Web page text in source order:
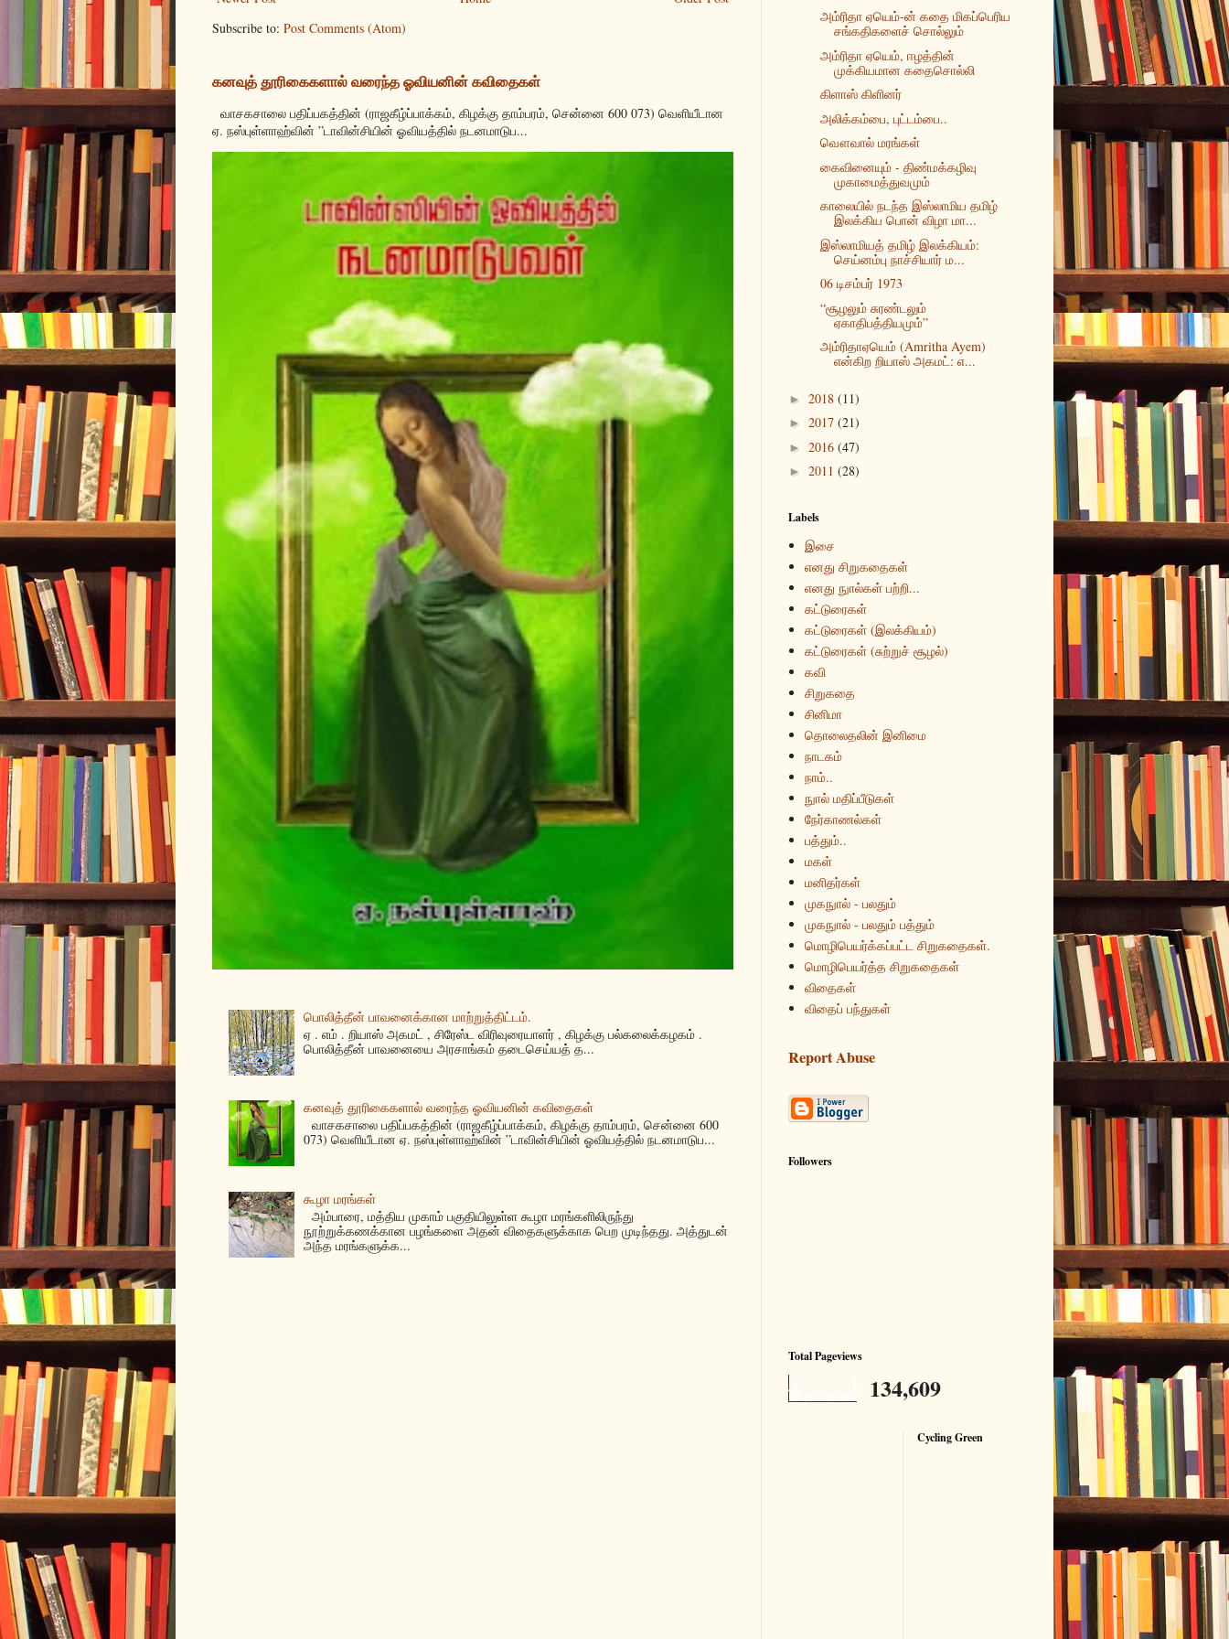
Subscribe to: Post Comments (Atom)
கனவுத் தூரிகைகளால் வரைந்த ஓவியனின் கவிதைகள்
வாசகசாலை பதிப்பகத்தின் (ராஜகீழ்ப்பாக்கம், கிழக்கு தாம்பரம், சென்னை 600 073) வெளியீடான
ஏ. நஸ்புள்ளாஹ்வின் ”டாவின்சியின் ஓவியத்தில் நடனமாடுப...
பொலித்தீன் பாவனைக்கான மாற்றுத்திட்டம்.
ஏ . எம் . றியாஸ் அகமட் , சிரேஸ்ட விரிவுரையாளர் , கிழக்கு பல்கலைக்கழகம் .
பொலித்தீன் பாவனையை அரசாங்கம் தடைசெய்யத் த...
கனவுத் தூரிகைகளால் வரைந்த ஓவியனின் கவிதைகள்
வாசகசாலை பதிப்பகத்தின் (ராஜகீழ்ப்பாக்கம், கிழக்கு தாம்பரம், சென்னை 600
073) வெளியீடான ஏ. நஸ்புள்ளாஹ்வின் ”டாவின்சியின் ஓவியத்தில் நடனமாடுப...
கூழா மரங்கள்
அம்பாரை, மத்திய முகாம் பகுதியிலுள்ள கூழா மரங்களிலிருந்து
நூற்றுக்கணக்கான பழங்களை அதன் விதைகளுக்காக பெற முடிந்தது. அத்துடன்
அந்த மரங்களுக்க...
அம்ரிதா ஏயெம்-ன் கதை மிகப்பெரிய
சங்கதிகளைச் சொல்லும்
அம்ரிதா ஏயெம், ஈழத்தின்
முக்கியமான கதைசொல்லி
கிளாஸ் கிளினர்
அலிக்கம்பை, புட்டம்பை..
வௌவால் மரங்கள்
கைவினையும் - திண்மக்கழிவு
முகாமைத்துவமும்
காலையில் நடந்த இஸ்லாமிய தமிழ்
இலக்கிய பொன் விழா மா...
இஸ்லாமியத் தமிழ் இலக்கியம்:
செய்னம்பு நாச்சியார் ம...
06 டிசம்பர் 1973
“சூழலும் சுரண்டலும்
ஏகாதிபத்தியமும்”
அம்ரிதாஏயெம் (Amritha Ayem)
என்கிற றியாஸ் அகமட்: எ...
► 2018 (11)
► 2017 (21)
► 2016 (47)
► 2011 (28)
Labels
இசை
எனது சிறுகதைகள்
எனது நுால்கள் பற்றி...
கட்டுரைகள்
கட்டுரைகள் (இலக்கியம்)
கட்டுரைகள் (சுற்றுச் சூழல்)
கவி
சிறுகதை
சினிமா
தொலைதலின் இனிமை
நாடகம்
நாம்..
நுால் மதிப்பீடுகள்
நேர்காணல்கள்
பத்தும்..
மகள்
மனிதர்கள்
முகநுால் - பலதும்
முகநுால் - பலதும் பத்தும்
மொழிபெயர்க்கப்பட்ட சிறுகதைகள்.
மொழிபெயர்த்த சிறுகதைகள்
விதைகள்
விதைப் பந்துகள்
Report Abuse
Followers
Total Pageviews
134,609
Cycling Green